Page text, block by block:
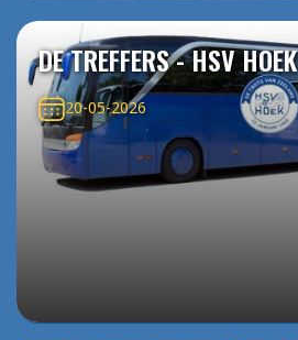
DE TREFFERS - HSV HOEK
20-05-2026